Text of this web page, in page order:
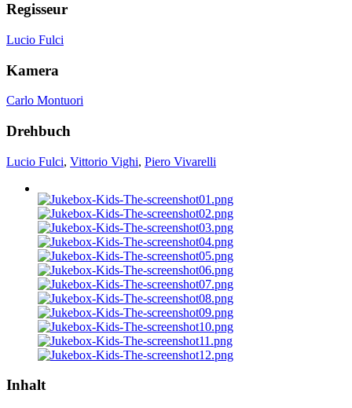
Regisseur
Lucio Fulci
Kamera
Carlo Montuori
Drehbuch
Lucio Fulci, Vittorio Vighi, Piero Vivarelli
Inhalt